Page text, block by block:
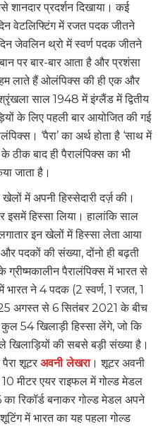
प्रदर्शन दिखाया। कई
वेटलिफ्टिंग में रजत पदक जीतने
जेवलिन थ्रो में स्वर्ण पदक जीतने
पर बार-बार आता है और प्रशंसा
लाते हैं ओलंपिक्स की ही एक और
साल 1948 में इंग्लैंड में द्वितीय
के लिए पहली बार आयोजित की गई
‘पैरा’ का अर्थ होता है ‘साथ में
ठीक बाद ही पैरालंपिक्स का भी
जाता है।
में अपनी हिस्सेदारी दर्ज़ की।
हिस्सा लिया। हालांकि साल
इन खेलों में हिस्सा लेता आया
पदकों की संख्या, दोंनो ही बढ़ती
पैरालंपिक्स में भारत से
भारत ने 4 पदक (2 स्वर्ण, 1 रजत, 1
अगस्त से 6 सितंबर 2021 के बीच
कुल 54 खिलाड़ी हिस्सा लेंगे, जो कि
खिलाड़ियों की सबसे बड़ी संख्या है।
पैरा शूटर अवनी लेखरा। शूटर अवनी
मीटर एयर राइफल में गोल्ड मेडल
रिकॉर्ड बनाकर गोल्ड मेडल अपने
में भारत का यह पहला गोल्ड